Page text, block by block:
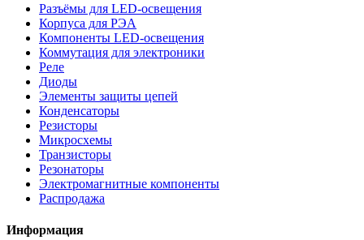
Разъёмы для LED-освещения
Корпуса для РЭА
Компоненты LED-освещения
Коммутация для электроники
Реле
Диоды
Элементы защиты цепей
Конденсаторы
Резисторы
Микросхемы
Транзисторы
Резонаторы
Электромагнитные компоненты
Распродажа
Информация